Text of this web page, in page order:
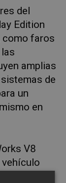
del
Edition
como faros
amplias
de
un
en
V8
Land